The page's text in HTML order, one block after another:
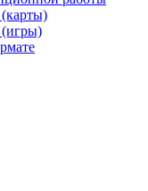
(игры)